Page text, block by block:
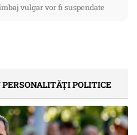
vulgar vor fi suspendate
POLITICE